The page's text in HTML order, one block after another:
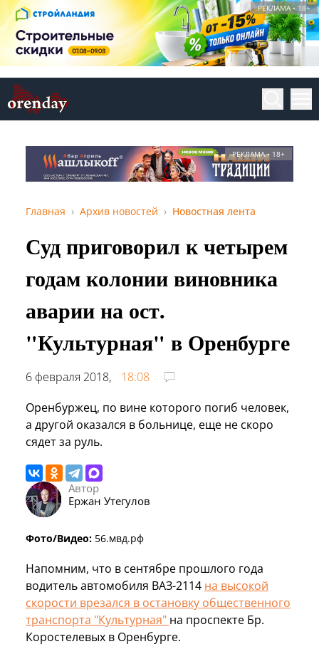
РЕКЛАМА • 18+
РЕКЛАМА • 18+
Главная Архив новостей Новостная лента
Суд приговорил к четырем
годам колонии виновника
аварии на ост.
"Культурная" в Оренбурге
6 февраля 2018,
18:08
Оренбуржец, по вине которого погиб человек,
а другой оказался в больнице, еще не скоро
сядет за руль.
Автор
Ержан Утегулов
Фото/Видео: 56.мвд.рф
Напомним, что в сентябре прошлого года
водитель автомобиля ВАЗ-2114 на высокой
скорости врезался в остановку общественного
транспорта "Культурная" на проспекте Бр.
Коростелевых в Оренбурге.